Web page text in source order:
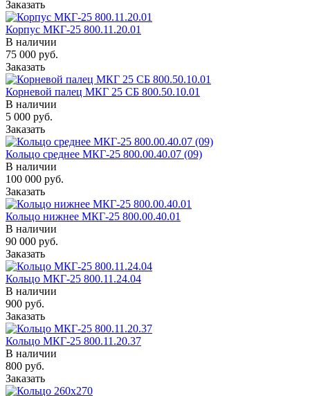
Заказать
Корпус МКГ-25 800.11.20.01
В наличии
75 000 руб.
Заказать
Корневой палец МКГ 25 СБ 800.50.10.01
В наличии
5 000 руб.
Заказать
Кольцо среднее МКГ-25 800.00.40.07 (09)
В наличии
100 000 руб.
Заказать
Кольцо нижнее МКГ-25 800.00.40.01
В наличии
90 000 руб.
Заказать
Кольцо МКГ-25 800.11.24.04
В наличии
900 руб.
Заказать
Кольцо МКГ-25 800.11.20.37
В наличии
800 руб.
Заказать